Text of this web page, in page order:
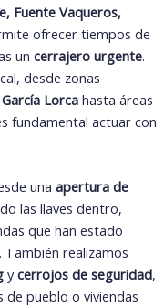
Fuente Vaqueros,
ofrecer tiempos de
un cerrajero urgente.
desde zonas
Lorcahasta áreas
fundamental actuar con
una apertura de
las llaves dentro,
que han estado
realizamos
ycerrojos de seguridad,
de pueblo o viviendas